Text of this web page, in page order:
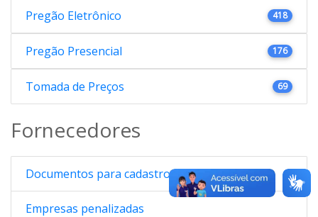
Pregão Eletrônico 418
Pregão Presencial 176
Tomada de Preços 69
Fornecedores
Documentos para cadastro
Empresas penalizadas